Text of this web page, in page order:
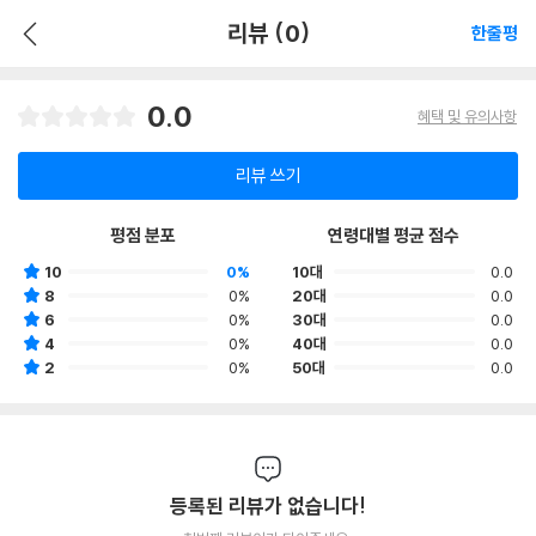
리뷰 (0) 한줄평
0.0 혜택 및 유의사항
리뷰 쓰기
평점 분포
10
0%
8
0%
6
0%
4
0%
2
0%
연령대별 평균 점수
10대
0.0
20대
0.0
30대
0.0
40대
0.0
50대
0.0
등록된 리뷰가 없습니다!